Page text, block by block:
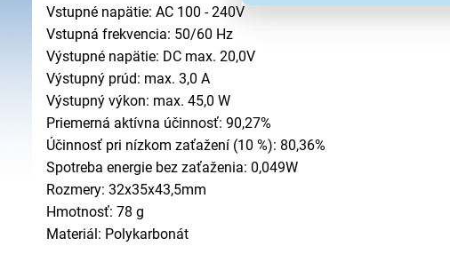
Vstupné napätie: AC 100 - 240V
Vstupná frekvencia: 50/60 Hz
Výstupné napätie: DC max. 20,0V
Výstupný prúd: max. 3,0 A
Výstupný výkon: max. 45,0 W
Priemerná aktívna účinnosť: 90,27%
Účinnosť pri nízkom zaťažení (10 %): 80,36%
Spotreba energie bez zaťaženia: 0,049W
Rozmery: 32x35x43,5mm
Hmotnosť: 78 g
Materiál: Polykarbonát